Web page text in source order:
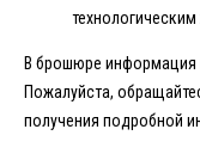
В брошюре информация
Пожалуйста,
получения подробной